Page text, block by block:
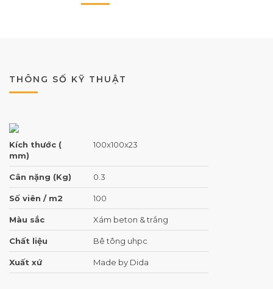
THÔNG SỐ KỸ THUẬT
Kích thước (
mm)
100x100x23
Cân nặng (Kg) 0.3
Số viên / m2 100
Màu sắc Xám beton & trắng
Chất liệu Bê tông uhpc
Xuất xứ Made by Dida